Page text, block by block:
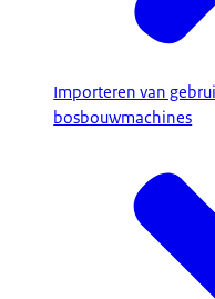
Importeren van
bosbouwmachines